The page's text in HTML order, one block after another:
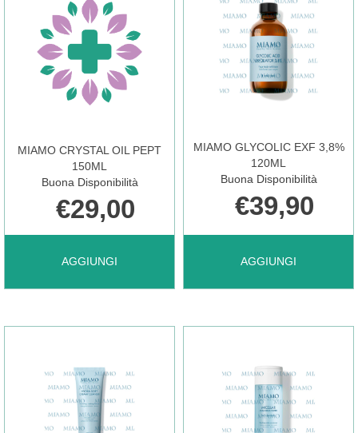
DETERS
ILLUMIN AL
DETERS
LENITIVO AL
CARRELLO
MIAMO CRYSTAL OIL PEPT
150ML
Buona Disponibilità
€29,00
AGGIUNGI
AGGIUNGI MIAMO
MIAMO GLYCOLIC EXF 3,8%
120ML
Buona Disponibilità
€39,90
AGGIUNGI
AGGIUNGI MIAMO